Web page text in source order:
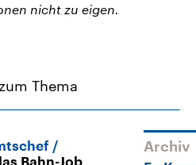
nicht zu eigen.
Thema
Archiv